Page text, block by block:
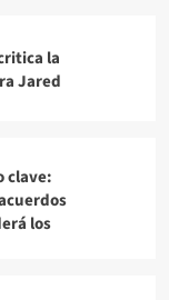
la
Jared
clave:
los